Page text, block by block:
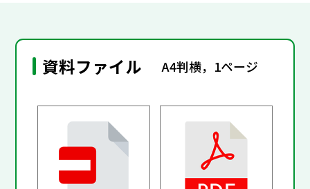
資料ファイル A4判横，1ページ